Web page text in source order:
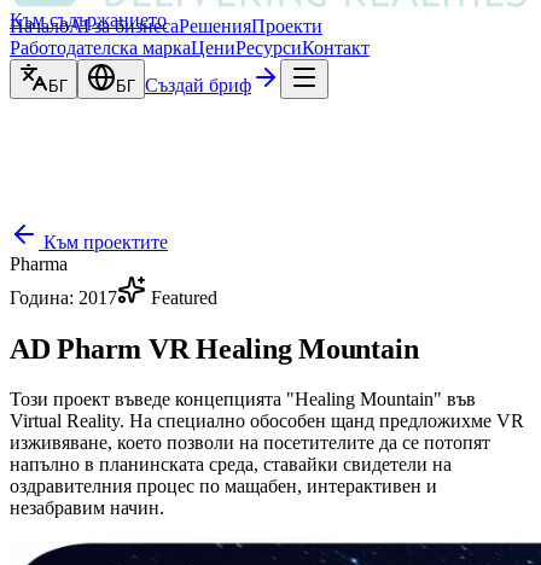
Към съдържанието
НачалоAI за бизнесаРешенияПроекти
Работодателска маркаЦениРесурсиКонтакт
БГ БГ Създай бриф
Към проектите
Pharma
Година: 2017 Featured
AD Pharm VR Healing Mountain
Този проект въведе концепцията "Healing Mountain" във
Virtual Reality. На специално обособен щанд предложихме VR
изживяване, което позволи на посетителите да се потопят
напълно в планинската среда, ставайки свидетели на
оздравителния процес по мащабен, интерактивен и
незабравим начин.